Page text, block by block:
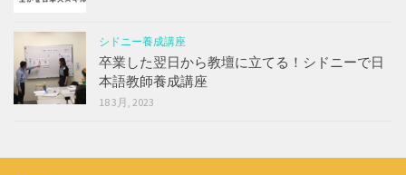
シドニー養成講座
卒業した翌日から教壇に立てる！シドニーで日
本語教師養成講座
18 3月, 2023